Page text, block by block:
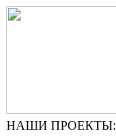
НАШИ ПРОЕКТЫ: